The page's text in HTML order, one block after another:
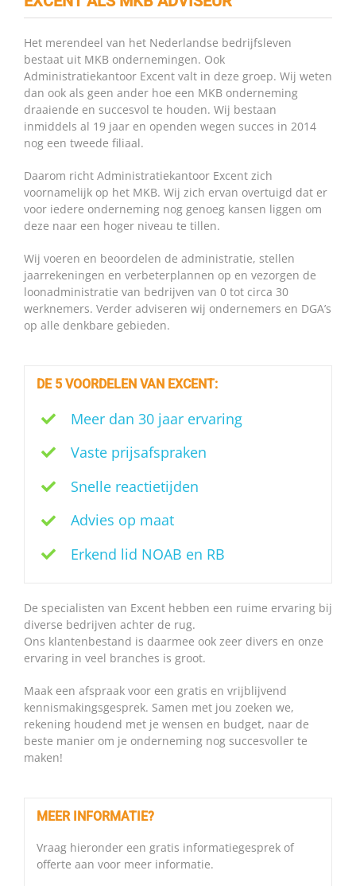
Het merendeel van het Nederlandse bedrijfsleven
bestaat uit MKB ondernemingen. Ook
Administratiekantoor Excent valt in deze groep. Wij weten
dan ook als geen ander hoe een MKB onderneming
draaiende en succesvol te houden. Wij bestaan
inmiddels al 19 jaar en openden wegen succes in 2014
nog een tweede filiaal.
Daarom richt Administratiekantoor Excent zich
voornamelijk op het MKB. Wij zich ervan overtuigd dat er
voor iedere onderneming nog genoeg kansen liggen om
deze naar een hoger niveau te tillen.
Wij voeren en beoordelen de administratie, stellen
jaarrekeningen en verbeterplannen op en vezorgen de
loonadministratie van bedrijven van 0 tot circa 30
werknemers. Verder adviseren wij ondernemers en DGA’s
op alle denkbare gebieden.
DE 5 VOORDELEN VAN EXCENT:
Meer dan 30 jaar ervaring
Vaste prijsafspraken
Snelle reactietijden
Advies op maat
Erkend lid NOAB en RB
De specialisten van Excent hebben een ruime ervaring bij
diverse bedrijven achter de rug.
Ons klantenbestand is daarmee ook zeer divers en onze
ervaring in veel branches is groot.
Maak een afspraak voor een gratis en vrijblijvend
kennismakingsgesprek. Samen met jou zoeken we,
rekening houdend met je wensen en budget, naar de
beste manier om je onderneming nog succesvoller te
maken!
MEER INFORMATIE?
Vraag hieronder een gratis informatiegesprek of
offerte aan voor meer informatie.